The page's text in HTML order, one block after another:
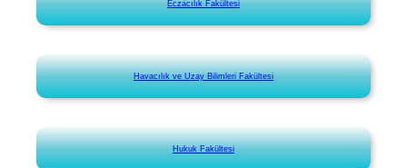
Eczacılık Fakültesi
Havacılık ve Uzay Bilimleri Fakültesi
Hukuk Fakültesi